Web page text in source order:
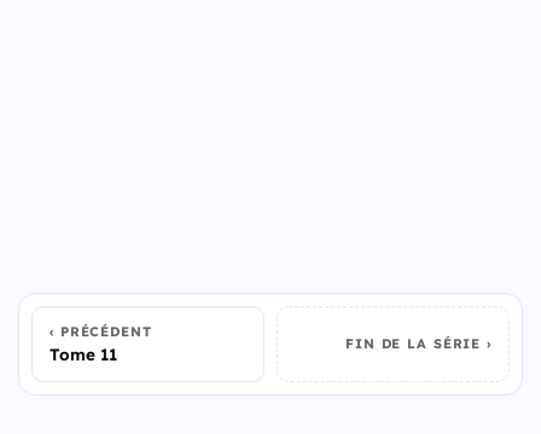
PRÉCÉDENT
Tome 11 FIN DE LA SÉRIE